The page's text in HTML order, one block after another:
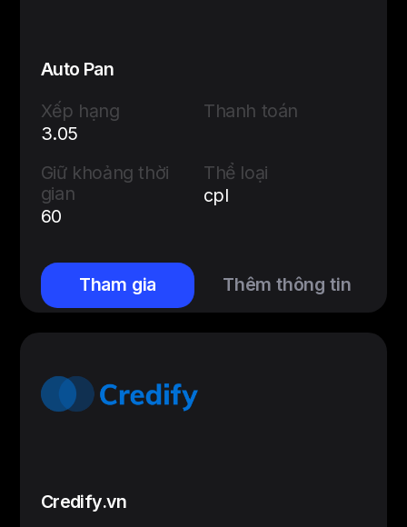
Auto Pan
Xếp hạng
3.05
Thanh toán
Giữ khoảng thời
gian
60
Thể loại
cpl
Tham gia Thêm thông tin
Credify.vn